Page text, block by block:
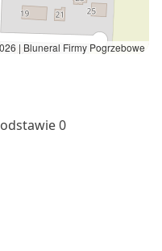
| Bluneral Firmy Pogrzebowe
0